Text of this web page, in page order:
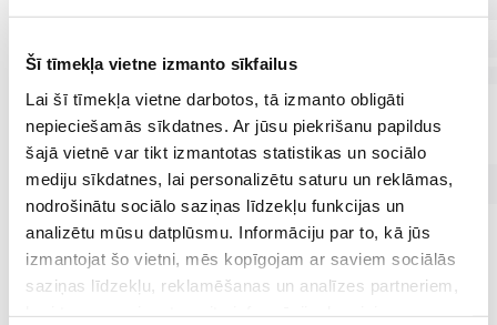
Šī tīmekļa vietne izmanto sīkfailus
Lai šī tīmekļa vietne darbotos, tā izmanto obligāti
nepieciešamās sīkdatnes. Ar jūsu piekrišanu papildus
šajā vietnē var tikt izmantotas statistikas un sociālo
mediju sīkdatnes, lai personalizētu saturu un reklāmas,
nodrošinātu sociālo saziņas līdzekļu funkcijas un
analizētu mūsu datplūsmu. Informāciju par to, kā jūs
izmantojat šo vietni, mēs kopīgojam ar saviem sociālās
saziņas līdzekļu, reklamēšanas un analīzes partneriem,